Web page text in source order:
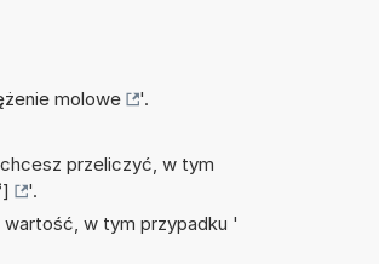
molowe
'.
przeliczyć, w tym
'.
w tym przypadku '